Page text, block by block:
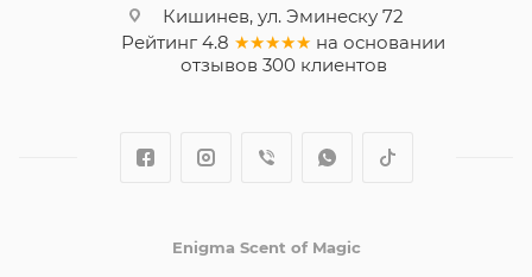
Кишинев, ул. Эминеску 72
Рейтинг 4.8 ★★★★★ на основании
отзывов 300клиентов
Enigma Scent of Magic